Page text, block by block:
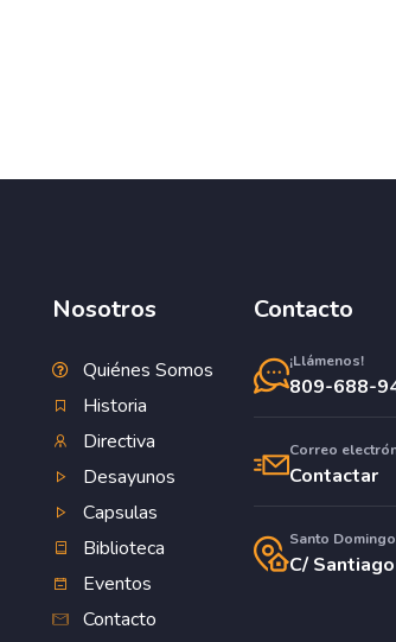
Nosotros
Quiénes Somos
Historia
Directiva
Desayunos
Capsulas
Biblioteca
Eventos
Contacto
Contacto
¡Llámenos!
809-688-
Correo
Contactar
Santo
C/